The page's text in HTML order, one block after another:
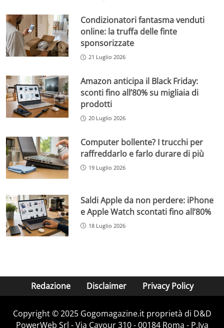
Condizionatori fantasma venduti
online: la truffa delle finte
sponsorizzate
21 Luglio 2026
Amazon anticipa il Black Friday:
sconti fino all’80% su migliaia di
prodotti
20 Luglio 2026
Computer bollente? I trucchi per
raffreddarlo e farlo durare di più
19 Luglio 2026
Saldi Apple da non perdere: iPhone
e Apple Watch scontati fino all’80%
18 Luglio 2026
Redazione Disclaimer Privacy Policy
Copyright © 2025 Gogomagazine.it proprietà di D&D
PowerWeb Srl - Via Cavour 310 - 00184 Roma - P.Iva